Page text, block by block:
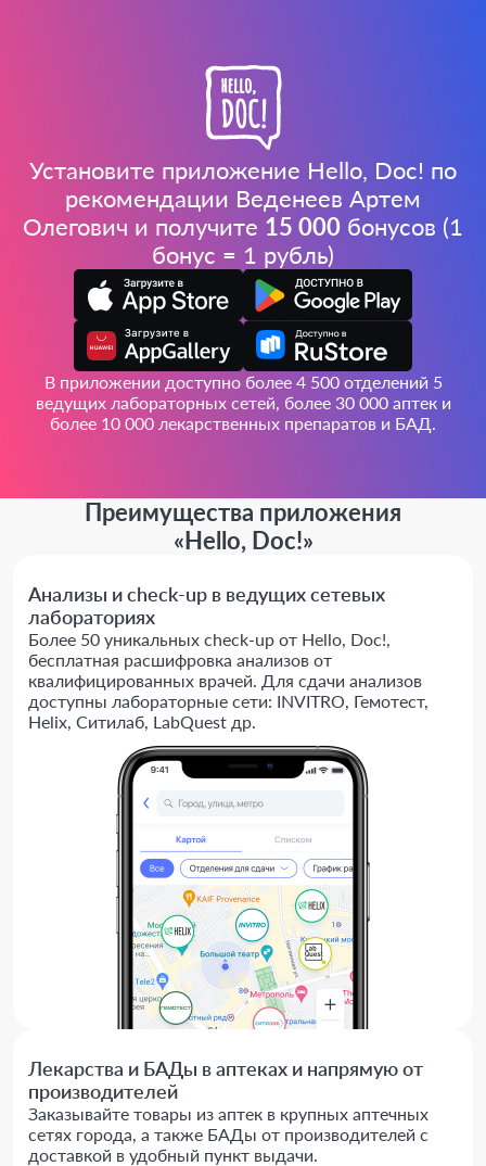
Установите приложение Hello, Doc! по
рекомендации Веденеев Артем
Олегович и получите 15 000 бонусов (1
бонус = 1 рубль)
В приложении доступно более 4 500 отделений 5
ведущих лабораторных сетей, более 30 000 аптек и
более 10 000 лекарственных препаратов и БАД.
Преимущества приложения
«Hello, Doc!»
Анализы и check-up в ведущих сетевых
лабораториях
Более 50 уникальных check-up от Hello, Doc!,
бесплатная расшифровка анализов от
квалифицированных врачей. Для сдачи анализов
доступны лабораторные сети: INVITRO, Гемотест,
Helix, Ситилаб, LabQuest др.
Лекарства и БАДы в аптеках и напрямую от
производителей
Заказывайте товары из аптек в крупных аптечных
сетях города, а также БАДы от производителей с
доставкой в удобный пункт выдачи.